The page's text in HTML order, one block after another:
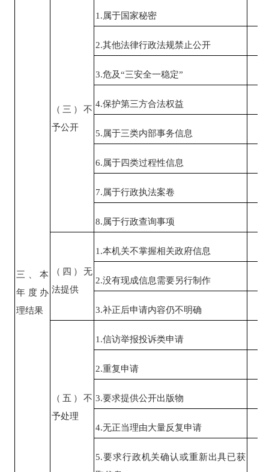
三、本
年度办
理结果
（三）不
予公开
1.属于国家秘密
2.其他法律行政法规禁止公开
3.危及“三安全一稳定”
4.保护第三方合法权益
5.属于三类内部事务信息
6.属于四类过程性信息
7.属于行政执法案卷
8.属于行政查询事项
（四）无
法提供
1.本机关不掌握相关政府信息
2.没有现成信息需要另行制作
3.补正后申请内容仍不明确
（五）不
予处理
1.信访举报投诉类申请
2.重复申请
3.要求提供公开出版物
4.无正当理由大量反复申请
5.要求行政机关确认或重新出具已获